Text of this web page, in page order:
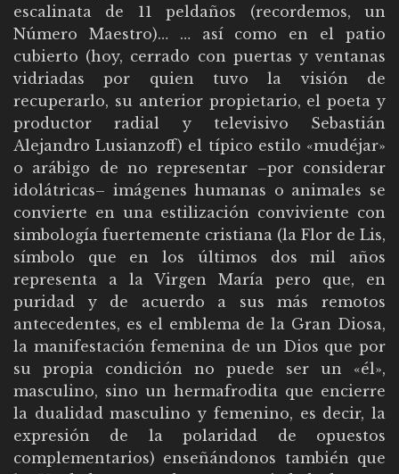
escalinata de 11 peldaños (recordemos, un
Número Maestro)… … así como en el patio
cubierto (hoy, cerrado con puertas y ventanas
vidriadas por quien tuvo la visión de
recuperarlo, su anterior propietario, el poeta y
productor radial y televisivo Sebastián
Alejandro Lusianzoff) el típico estilo «mudéjar»
o arábigo de no representar –por considerar
idolátricas– imágenes humanas o animales se
convierte en una estilización conviviente con
simbología fuertemente cristiana (la Flor de Lis,
símbolo que en los últimos dos mil años
representa a la Virgen María pero que, en
puridad y de acuerdo a sus más remotos
antecedentes, es el emblema de la Gran Diosa,
la manifestación femenina de un Dios que por
su propia condición no puede ser un «él»,
masculino, sino un hermafrodita que encierre
la dualidad masculino y femenino, es decir, la
expresión de la polaridad de opuestos
complementarios) enseñándonos también que